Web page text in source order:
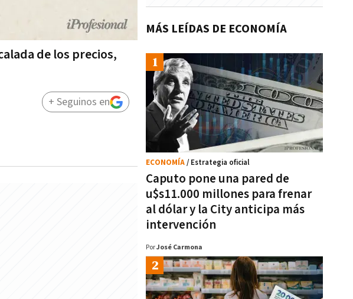
de los precios,
+ Seguinos en
MÁS LEÍDAS DE ECONOMÍA
Caputo pone una pared de
u$s11.000 millones para frenar
al dólar y la City anticipa más
intervención
ECONOMÍA/ Estrategia oficial
PorJosé Carmona